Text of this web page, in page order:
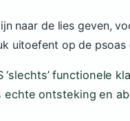
naar de lies geven,
uitoefent op de psoas
‘slechts’ functionele
echte ontsteking en